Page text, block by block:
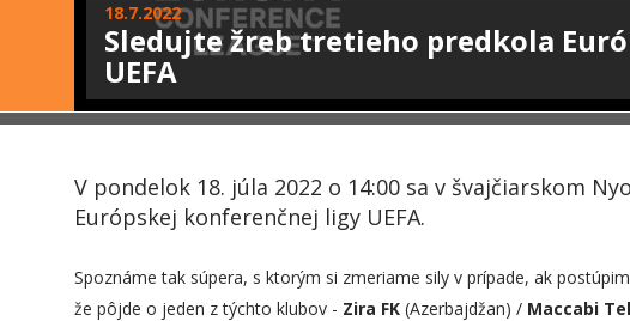
18.7.2022
Sledujte žreb tretieho predkola
UEFA
V pondelok 18. júla 2022 o 14:00 sa v švajčiarskom
Európskej konferenčnej ligy UEFA.
Spoznáme tak súpera, s ktorým si zmeriame sily v prípade, ak
že pôjde o jeden z týchto klubov - Zira FK (Azerbajdžan) / Maccabi